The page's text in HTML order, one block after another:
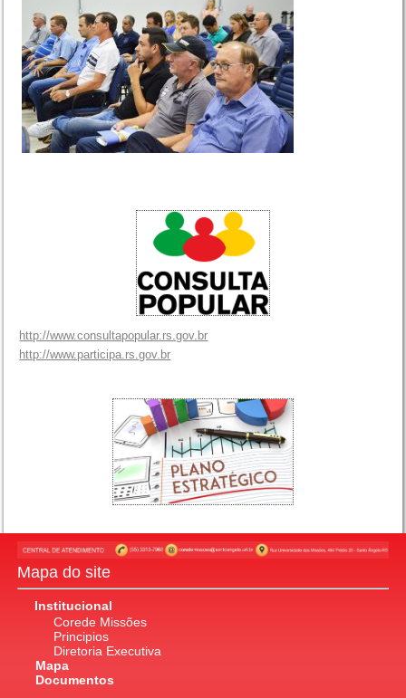
http://www.consultapopular.rs.gov.br
http://www.participa.rs.gov.br
Mapa do site
Institucional
Corede Missões
Principios
Diretoria Executiva
Mapa
Documentos